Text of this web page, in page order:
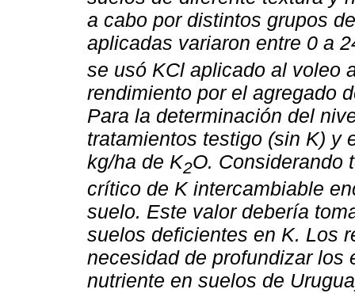
a cabo por distintos grupos
aplicadas variaron entre 0 a
se usó KCl aplicado al voleo
rendimiento por el agregado
Para la determinación del
tratamientos testigo (sin K) y
kg/ha de K2O. Considerando
crítico de K intercambiable
suelo. Este valor debería
suelos deficientes en K. Los
necesidad de profundizar los
nutriente en suelos de